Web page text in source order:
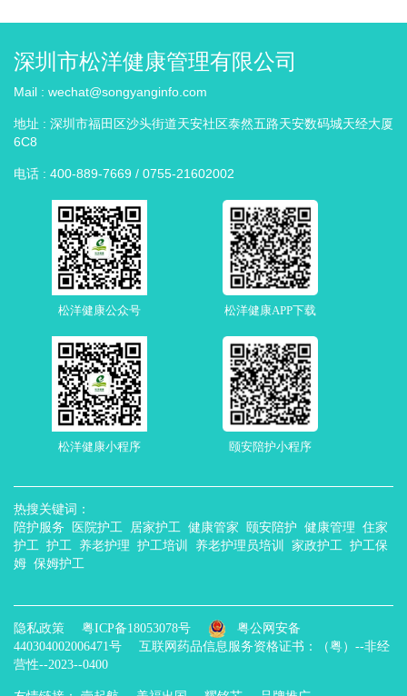
深圳市松洋健康管理有限公司
Mail : wechat@songyanginfo.com
地址 : 深圳市福田区沙头街道天安社区泰然五路天安数码城天经大厦
6C8
电话 : 400-889-7669 / 0755-21602002
松洋健康公众号 松洋健康APP下载
松洋健康小程序 颐安陪护小程序
热搜关键词：
陪护服务 医院护工 居家护工 健康管家 颐安陪护 健康管理 住家
护工 护工 养老护理 护工培训 养老护理员培训 家政护工 护工保
姆 保姆护工
隐私政策 粤ICP备18053078号
粤公网安备
440304002006471号
互联网药品信息服务资格证书：（粤）--非经
营性--2023--0400